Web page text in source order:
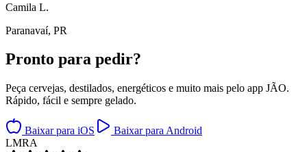
Camila L.
Paranavaí, PR
Pronto para pedir?
Peça cervejas, destilados, energéticos e muito mais pelo app JÃO.
Rápido, fácil e sempre gelado.
Baixar para iOS
Baixar para Android
LMRA